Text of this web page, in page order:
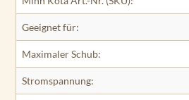
Geeignet für:
Maximaler Schub:
Stromspannung: